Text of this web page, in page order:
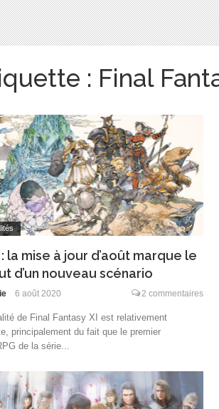
: Final
: la mise à jour d’août marque le
d’un nouveau scénario
6 août 2020 2 commentaires
de Final Fantasy XI est relativement
principalement du fait que le premier
de la série...